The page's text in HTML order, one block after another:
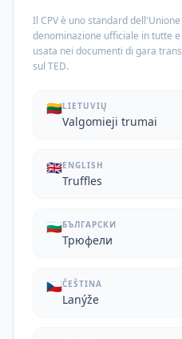
Il CPV è uno standard
denominazione ufficiale in tutte
usata nei documenti di gara
sul TED.
🇱🇹LIETUVIŲ
Valgomieji trumai
🇬🇧ENGLISH
Truffles
🇧🇬БЪЛГАРСКИ
Трюфели
🇨🇿ČEŠTINA
Lanýže